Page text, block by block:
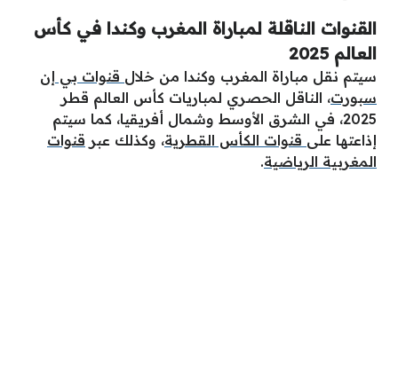
القنوات الناقلة لمباراة المغرب وكندا في كأس
العالم 2025
سيتم نقل مباراة المغرب وكندا من خلال قنوات بي إن
سبورت، الناقل الحصري لمباريات كأس العالم قطر
2025، في الشرق الأوسط وشمال أفريقيا، كما سيتم
إذاعتها على قنوات الكأس القطرية، وكذلك عبر قنوات
المغربية الرياضية.